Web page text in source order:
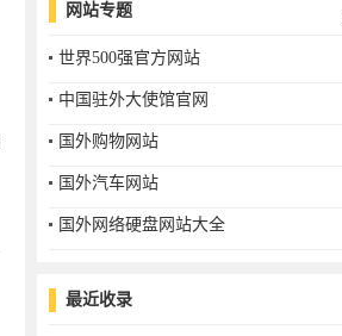
网站专题
世界500强官方网站
中国驻外大使馆官网
国外购物网站
国外汽车网站
国外网络硬盘网站大全
最近收录